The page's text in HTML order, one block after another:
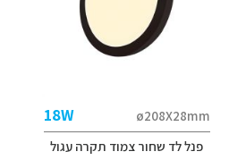
ø208X28mm
18W
פנל לד שחור צמוד תקרה עגול